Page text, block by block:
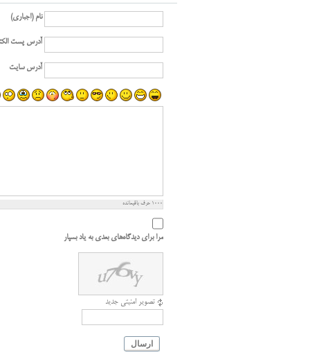
نام (اجباری)
آدرس پست
آدرس سایت
1000 حرف باقیمانده
مرا برای دیدگاه‌های بعدی به یاد بسپار
تصویر امنیتی جدید
ارسال